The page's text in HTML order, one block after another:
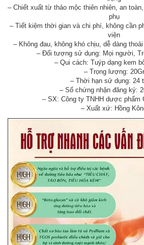
– Chiết xuất từ thảo mộc thiên nhiên, an
phụ
– Tiết kiệm thời gian và chi phí, không cần
viện
– Không đau, không khó chịu, dễ dàng
– Đối tượng sử dụng: Mọi người,
– Qui cách: Tuýp dạng kem
– Trọng lượng: 20Gr
– Thời hạn sử dụng: 24
– Số chứng nhận đăng ký:
– SX: Công ty TNHH dược phẩm
– Xuất xứ: Hồng